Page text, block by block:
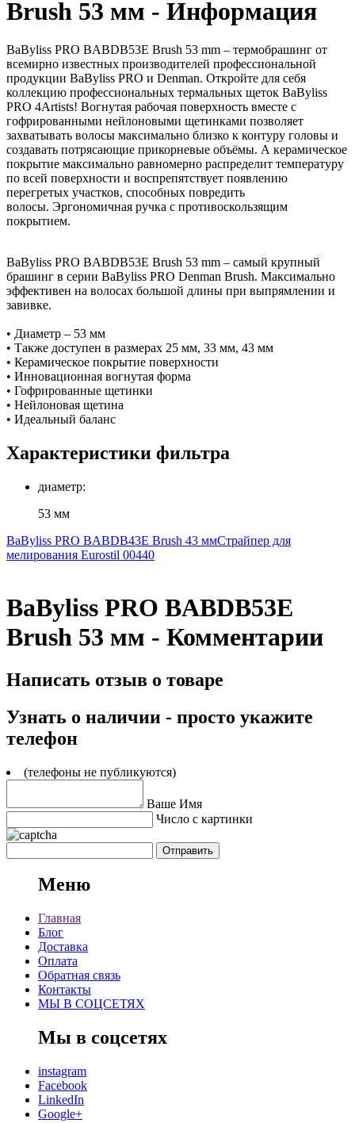
Brush 53 мм - Информация
BaByliss PRO BABDB53E Brush 53 mm – термобрашинг от
всемирно известных производителей профессиональной
продукции BaByliss PRO и Denman. Откройте для себя
коллекцию профессиональных термальных щеток BaByliss
PRO 4Artists! Вогнутая рабочая поверхность вместе с
гофрированными нейлоновыми щетинками позволяет
захватывать волосы максимально близко к контуру головы и
создавать потрясающие прикорневые объёмы. А керамическое
покрытие максимально равномерно распределит температуру
по всей поверхности и воспрепятствует появлению
перегретых участков, способных повредить
волосы. Эргономичная ручка с противоскользящим
покрытием.
BaByliss PRO BABDB53E Brush 53 mm – самый крупный
брашинг в серии BaByliss PRO Denman Brush. Максимально
эффективен на волосах большой длины при выпрямлении и
завивке.
• Диаметр – 53 мм
• Также доступен в размерах 25 мм, 33 мм, 43 мм
• Керамическое покрытие поверхности
• Инновационная вогнутая форма
• Гофрированные щетинки
• Нейлоновая щетина
• Идеальный баланс
Характеристики фильтра
диаметр:
53 мм
BaByliss PRO BABDB43E Brush 43 ммСтрайпер для
мелирования Eurostil 00440
BaByliss PRO BABDB53E
Brush 53 мм - Комментарии
Написать отзыв о товаре
Узнать о наличии - просто укажите
телефон
(телефоны не публикуются)
Ваше Имя
Число с картинки
Меню
Главная
Блог
Доставка
Оплата
Обратная связь
Контакты
МЫ В СОЦСЕТЯХ
Мы в соцсетях
instagram
Facebook
LinkedIn
Google+